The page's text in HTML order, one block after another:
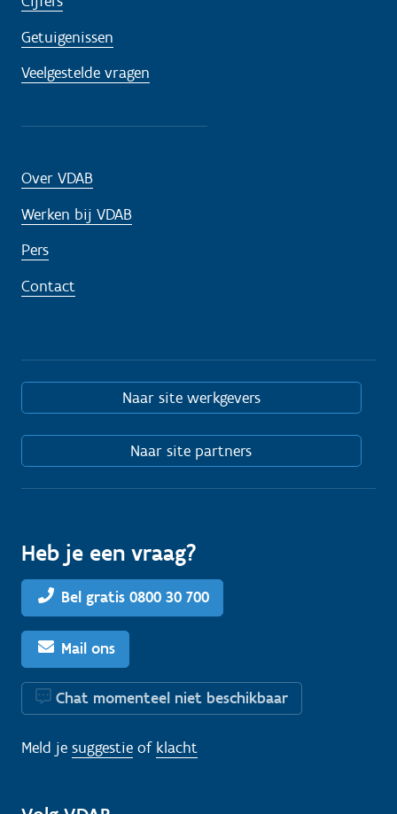
Getuigenissen
Veelgestelde vragen
Over VDAB
Werken bij VDAB
Pers
Contact
Naar site werkgevers
Naar site partners
Heb je een vraag?
Bel gratis 0800 30 700
Mail ons
Chat momenteel niet beschikbaar
Meld je suggestie of klacht